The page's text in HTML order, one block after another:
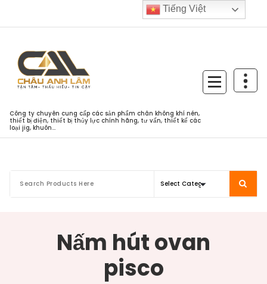
Công ty chuyên cung cấp các sản phẩm chân không khí nén,
thiết bị điện, thiết bị thủy lực chính hãng, tư vấn, thiết kế các
loại jig, khuôn...
Nấm hút ovan
pisco
Tiếng Việt